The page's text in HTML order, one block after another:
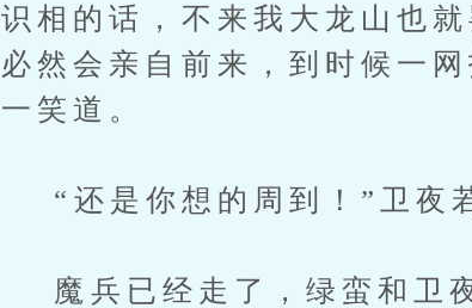
识相的话，不来我大龙山也
必然会亲自前来，到时候一
一笑道。
“还是你想的周到！”卫夜
魔兵已经走了，绿蛮和卫